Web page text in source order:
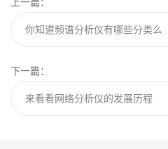
你知道频谱分析仪有哪些分类么
下一篇：
来看看网络分析仪的发展历程